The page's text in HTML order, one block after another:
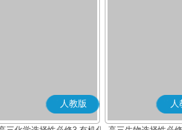
人教版 人